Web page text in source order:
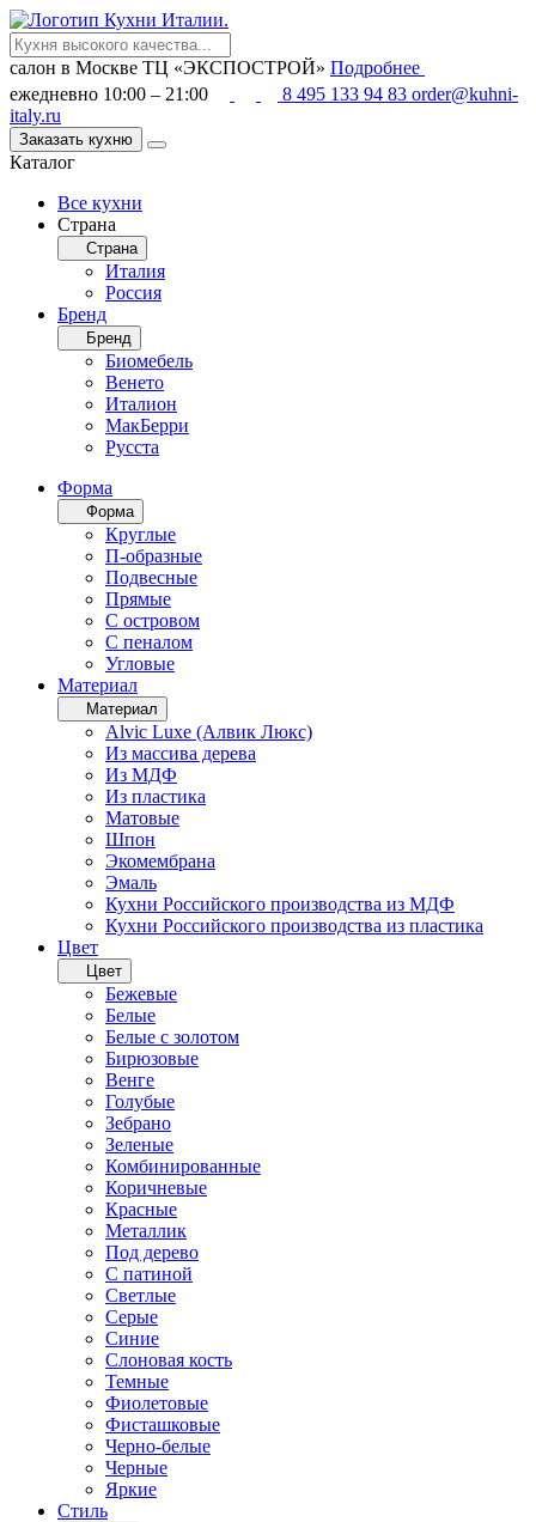
салон в Москве ТЦ «ЭКСПОСТРОЙ» Подробнее
ежедневно 10:00 – 21:00
8 495 133 94 83 order@kuhni-
italy.ru
Заказать кухню
Каталог
Все кухни
Страна
Страна
Италия
Россия
Бренд
Бренд
Биомебель
Венето
Италион
МакБерри
Русста
Форма
Форма
Круглые
П-образные
Подвесные
Прямые
С островом
С пеналом
Угловые
Материал
Материал
Alvic Luxe (Алвик Люкс)
Из массива дерева
Из МДФ
Из пластика
Матовые
Шпон
Экомембрана
Эмаль
Кухни Российского производства из МДФ
Кухни Российского производства из пластика
Цвет
Цвет
Бежевые
Белые
Белые с золотом
Бирюзовые
Венге
Голубые
Зебрано
Зеленые
Комбинированные
Коричневые
Красные
Металлик
Под дерево
С патиной
Светлые
Серые
Синие
Слоновая кость
Темные
Фиолетовые
Фисташковые
Черно-белые
Черные
Яркие
Стиль